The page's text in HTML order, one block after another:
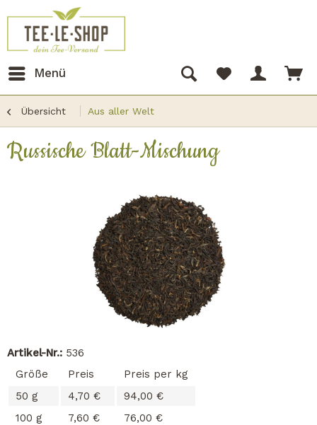
Menü
Übersicht Aus aller Welt
Russische Blatt-Mischung
Artikel-Nr.: 536
Größe
Preis
Preis per kg
50 g
4,70 €
94,00 €
100 g
7,60 €
76,00 €